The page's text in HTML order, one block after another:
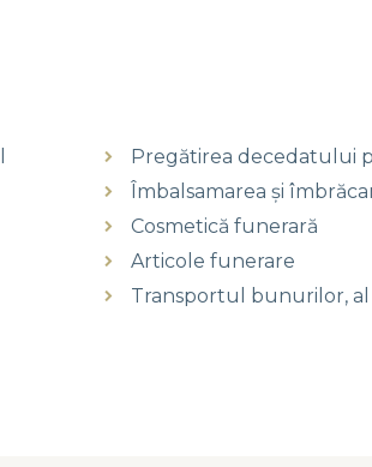
Pregătirea decedatului
Îmbalsamarea și
Cosmetică funerară
Articole funerare
Transportul bunurilor,